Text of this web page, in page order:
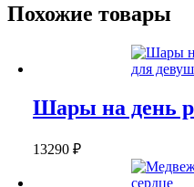
Похожие товары
Шары на день
13290 ₽